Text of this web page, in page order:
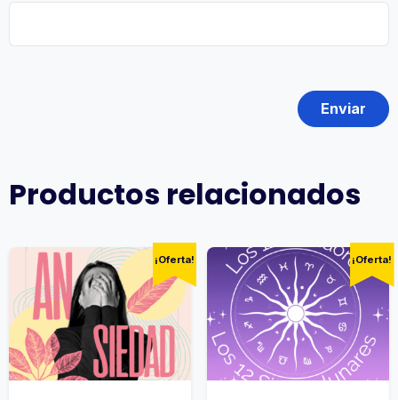
Productos relacionados
¡Oferta! ¡Oferta!